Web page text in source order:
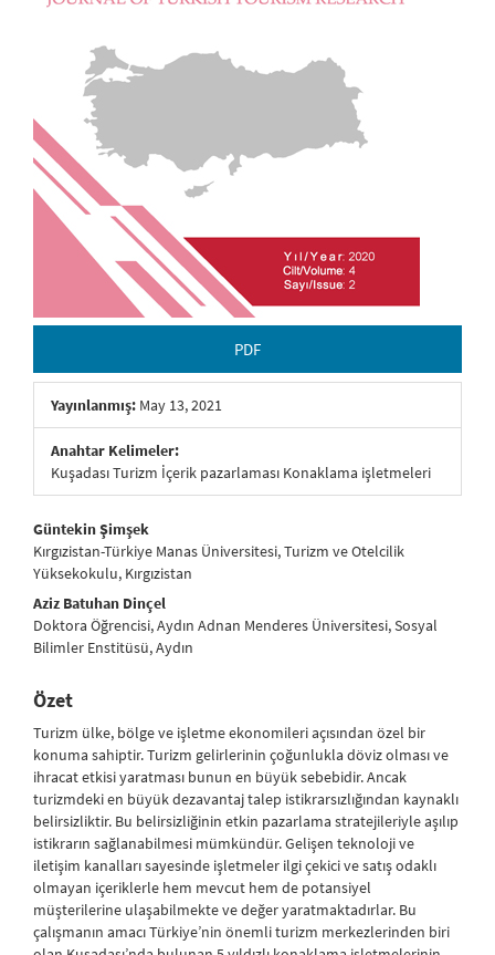
PDF
Yayınlanmış: May 13, 2021
Anahtar Kelimeler:
Kuşadası Turizm İçerik pazarlaması Konaklama işletmeleri
##plugins.themes.bootstrap3.article.main##
Güntekin Şimşek
Kırgızistan-Türkiye Manas Üniversitesi, Turizm ve Otelcilik
Yüksekokulu, Kırgızistan
Aziz Batuhan Dinçel
Doktora Öğrencisi, Aydın Adnan Menderes Üniversitesi, Sosyal
Bilimler Enstitüsü, Aydın
Özet
Turizm ülke, bölge ve işletme ekonomileri açısından özel bir
konuma sahiptir. Turizm gelirlerinin çoğunlukla döviz olması ve
ihracat etkisi yaratması bunun en büyük sebebidir. Ancak
turizmdeki en büyük dezavantaj talep istikrarsızlığından kaynaklı
belirsizliktir. Bu belirsizliğinin etkin pazarlama stratejileriyle aşılıp
istikrarın sağlanabilmesi mümkündür. Gelişen teknoloji ve
iletişim kanalları sayesinde işletmeler ilgi çekici ve satış odaklı
olmayan içeriklerle hem mevcut hem de potansiyel
müşterilerine ulaşabilmekte ve değer yaratmaktadırlar. Bu
çalışmanın amacı Türkiye’nin önemli turizm merkezlerinden biri